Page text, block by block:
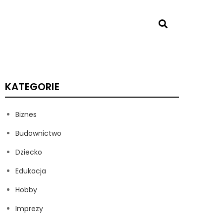
KATEGORIE
Biznes
Budownictwo
Dziecko
Edukacja
Hobby
Imprezy